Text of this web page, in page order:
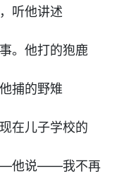
听他讲述
。他打的狍鹿
捕的野雉
在儿子学校的
他说——我不再